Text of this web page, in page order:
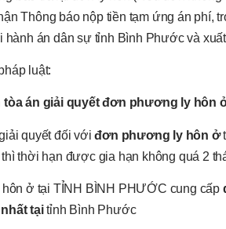
Thông báo nộp tiền tạm ứng án phí,
hành án dân sự tỉnh Bình Phước và
luật:
tòa án giải quyết đơn phương ly hôn
quyết đối vớiđơn phương ly hôn ở
thời hạn được gia hạn không quá 2
hôn ở tại TỈNH BÌNH PHƯỚC cung cấp
nhất tạitỉnh Bình Phước